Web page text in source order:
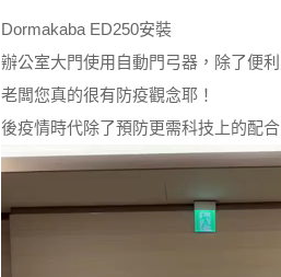
Dormakaba ED250安裝
辦公室大門使用自動門弓器，除了便
老闆您真的很有防疫觀念耶！
後疫情時代除了預防更需科技上的配
Video